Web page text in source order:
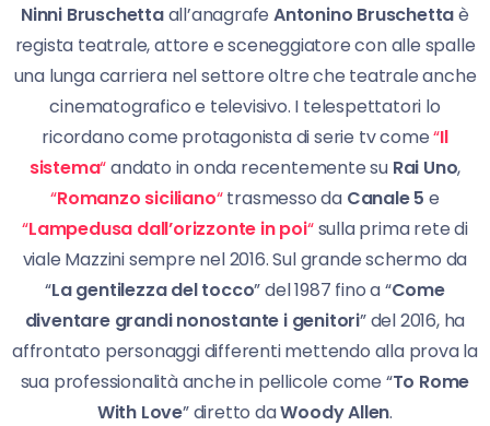
Ninni Bruschettaall’anagrafeAntonino Bruschettaè
regista teatrale, attore e sceneggiatore con alle spalle
una lunga carriera nel settore oltre che teatrale anche
cinematografico e televisivo. I telespettatori lo
ricordano come protagonista di serie tv come“Il
sistema“andato in onda recentemente su Rai Uno,
“Romanzo siciliano“trasmesso da Canale 5 e
“Lampedusa dall’orizzonte in poi“sulla prima rete di
viale Mazzini sempre nel 2016. Sul grande schermo da
“La gentilezza del tocco” del 1987 fino a “Come
diventare grandi nonostante i genitori” del 2016, ha
affrontato personaggi differenti mettendo alla prova la
sua professionalità anche in pellicole come “To Rome
With Love” diretto daWoody Allen.